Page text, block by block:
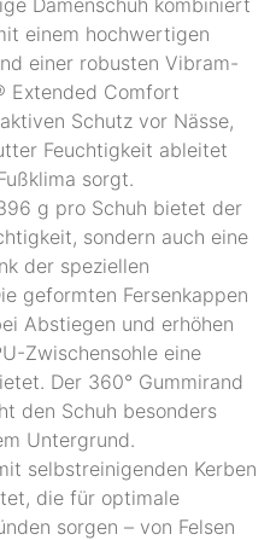
Damenschuh kombiniert
einem hochwertigen
einer robusten Vibram-
Extended Comfort
Schutz vor Nässe,
Feuchtigkeit ableitet
sorgt.
g pro Schuh bietet der
sondern auch eine
der speziellen
geformten Fersenkappen
Abstiegen und erhöhen
Zwischensohle eine
Der 360° Gummirand
den Schuh besonders
Untergrund.
selbstreinigenden Kerben
die für optimale
sorgen – von Felsen